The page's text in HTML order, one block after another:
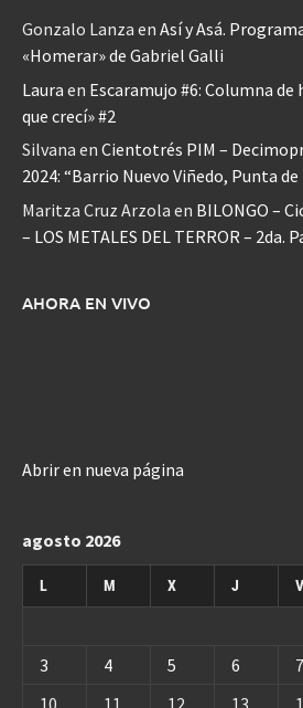
Gonzalo Lanza en Así y Asá.
«Homerar» de Gabriel Galli
Laura en Escaramujo #6: Columna
que crecí» #2
Silvana en Cientotrés PIM –
2024: “Barrio Nuevo Viñedo, Punta de
Maritza Cruz Arzola en BILONGO –
– LOS METALES DEL TERROR – 2da.
AHORA EN VIVO
Abrir en nueva página
agosto 2026
L M X J V
3
4 5 6 7
10
11 12 13